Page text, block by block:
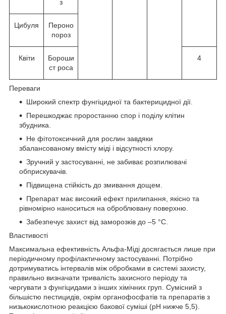
з
Цибуля
Пероно
пороз
Квіти
Бороши
ст роса
4
Переваги
Широкий спектр фунгіцидної та бактерицидної дії.
Перешкоджає проростанню спор і поділу клітин
збудника.
Не фітотоксичний для рослин завдяки
збалансованому вмісту міді і відсутності хлору.
Зручний у застосуванні, не забиває розпилювачі
обприскувачів.
Підвищена стійкість до змивання дощем.
Препарат має високий ефект прилипання, якісно та
рівномірно наноситься на оброблювану поверхню.
Забезпечує захист від заморозків до –5 °С.
Властивості
Максимальна ефективність Альфа-Міді досягається лише при
періодичному профілактичному застосуванні. Потрібно
дотримуватись інтервалів між обробками в системі захисту,
правильно визначати тривалість захисного періоду та
чергувати з фунгіцидами з інших хімічних груп. Сумісний з
більшістю пестицидів, окрім органофосфатів та препаратів з
низькокислотною реакцією бакової суміші (рН нижче 5,5).